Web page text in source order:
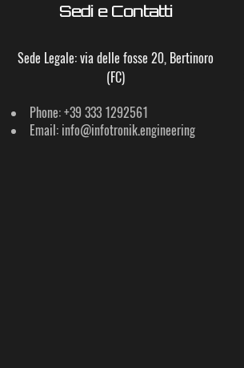
Sedi e Contatti
Sede Legale: via delle fosse 20, Bertinoro
(FC)
Phone: +39 333 1292561
Email: info@infotronik.engineering